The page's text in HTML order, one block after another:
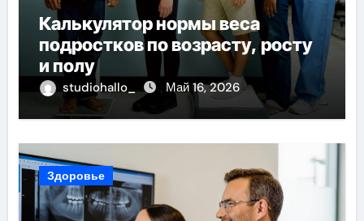
Калькулятор нормы веса
подростков по возрасту, росту
и полу
studiohallo_ Май 16, 2026
Здоровье